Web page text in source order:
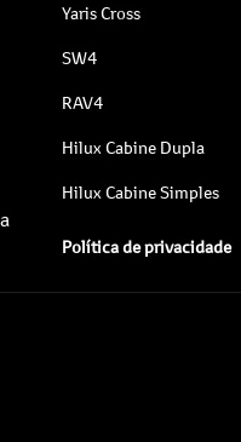
Yaris Cross
SW4
RAV4
Hilux Cabine Dupla
Hilux Cabine Simples
Política de privacidade